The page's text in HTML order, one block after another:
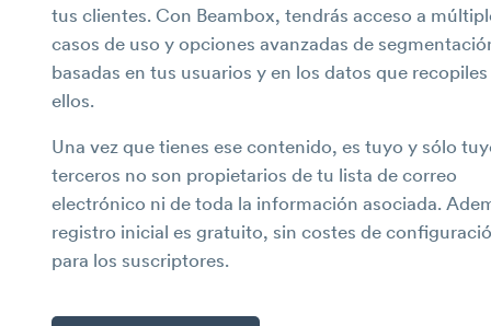
tus clientes. Con Beambox, tendrás acceso a
casos de uso y opciones avanzadas de
basadas en tus usuarios y en los datos que recopiles
ellos.
Una vez que tienes ese contenido, es tuyo y sólo
terceros no son propietarios de tu lista de correo
electrónico ni de toda la información asociada.
registro inicial es gratuito, sin costes de
para los suscriptores.